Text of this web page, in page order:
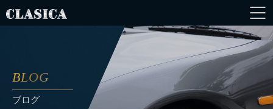
BLOG
ブログ